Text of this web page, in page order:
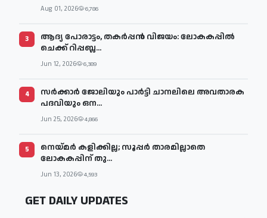
Aug 01, 2026 6,786
3
ആദ്യ പോരാട്ടം, തകർപ്പൻ വിജയം: ലോകകപ്പിൽ
ചെക്ക് റിപ്പബ്ല...
Jun 12, 2026 6,389
4
സര്‍ക്കാര്‍ ജോലിയും പാര്‍ട്ടി ചാനലിലെ അവതാരക
പദവിയും ഒന...
Jun 25, 2026 4,866
5
നെയ്മര്‍ കളിക്കില്ല; സൂപ്പര്‍ താരമില്ലാതെ
ലോകകപ്പിന് തു...
Jun 13, 2026 4,593
GET DAILY UPDATES